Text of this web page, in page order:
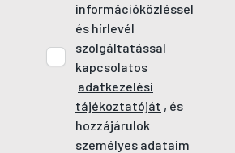
információközléssel
és hírlevél
szolgáltatással
kapcsolatos
adatkezelési
tájékoztatóját , és
hozzájárulok
személyes adataim